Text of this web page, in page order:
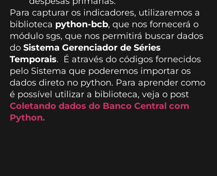
Para capturar os indicadores, utilizaremos a
biblioteca python-bcb, que nos fornecerá o
módulo sgs, que nos permitirá buscar dados
do Sistema Gerenciador de Séries
Temporais. É através do códigos fornecidos
pelo Sistema que poderemos importar os
dados direto no python. Para aprender como
é possível utilizar a biblioteca, veja o post
Coletando dados do Banco Central com
Python.